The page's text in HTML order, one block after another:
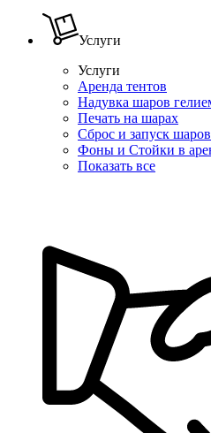
Услуги
Услуги
Аренда тентов
Надувка шаров
Печать на шарах
Сброс и запуск шаров
Фоны и Стойки в
Показать все